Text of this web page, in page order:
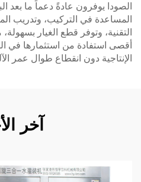
الصودا يوفرون عادةً دعماً ما بعد
المساعدة في التركيب، وتدريب
التقنية، وتوفر قطع الغيار
أقصى استفادة من استثمارها في
الإنتاجية دون انقطاع طوال عمر
آخر